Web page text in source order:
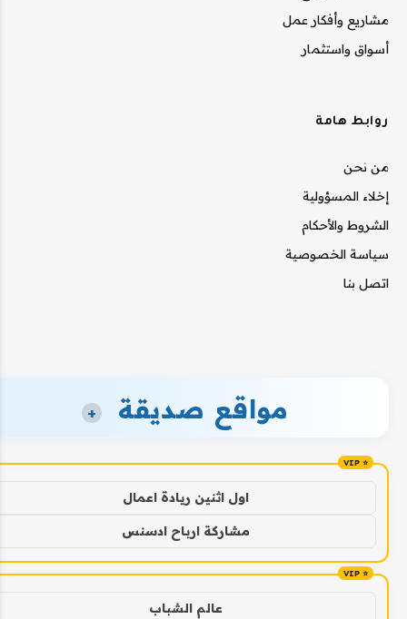
مشاريع وأفكار عمل
أسواق واستثمار
روابط هامة
من نحن
إخلاء المسؤولية
الشروط والأحكام
سياسة الخصوصية
اتصل بنا
مواقع صديقة +
اول اثنين ريادة اعمال
مشاركة ارباح ادسنس
عالم الشباب